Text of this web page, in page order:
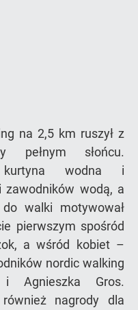
na 2,5 km ruszył z
pełnym słońcu.
kurtyna wodna i
zawodników wodą, a
walki motywował
pierwszym spośród
a wśród kobiet –
nordic walking
Agnieszka Gros.
nagrody dla